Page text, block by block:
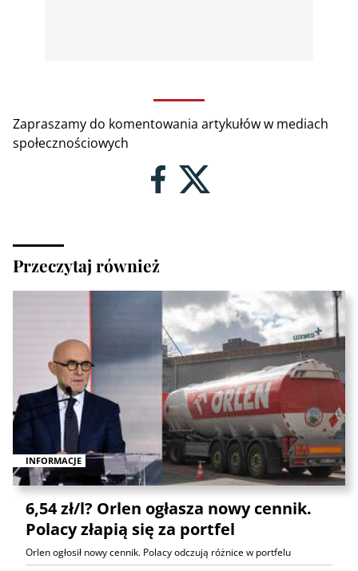
Zapraszamy do komentowania artykułów w mediach
społecznościowych
Przeczytaj również
INFORMACJE
6,54 zł/l? Orlen ogłasza nowy cennik.
Polacy złapią się za portfel
Orlen ogłosił nowy cennik. Polacy odczują różnice w portfelu